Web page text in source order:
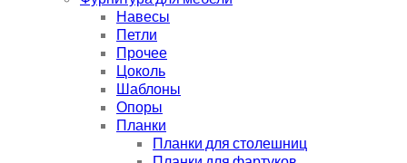
Навесы
Петли
Прочее
Цоколь
Шаблоны
Опоры
Планки
Планки для столешниц